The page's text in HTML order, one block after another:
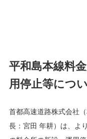
平和島本線料
用停止等につ
首都高速道路株式会社
長：宮田 年耕）は、よ